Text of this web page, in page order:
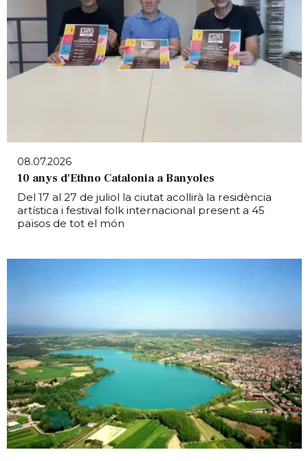
08.07.2026
10 anys d'Ethno Catalonia a Banyoles
Del 17 al 27 de juliol la ciutat acollirà la residència
artística i festival folk internacional present a 45
països de tot el món